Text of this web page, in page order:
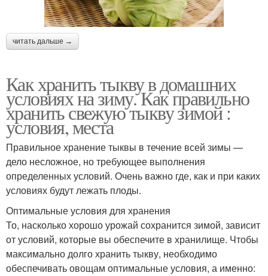
читать дальше →
Как хранить тыкву в домашних
условиях на зиму. Как правильно
хранить свежую тыкву зимой :
условия, места
Правильное хранение тыквы в течение всей зимы —
дело несложное, но требующее выполнения
определенных условий. Очень важно где, как и при каких
условиях будут лежать плоды.
Оптимальные условия для хранения
То, насколько хорошо урожай сохранится зимой, зависит
от условий, которые вы обеспечите в хранилище. Чтобы
максимально долго хранить тыкву, необходимо
обеспечивать овощам оптимальные условия, а именно: